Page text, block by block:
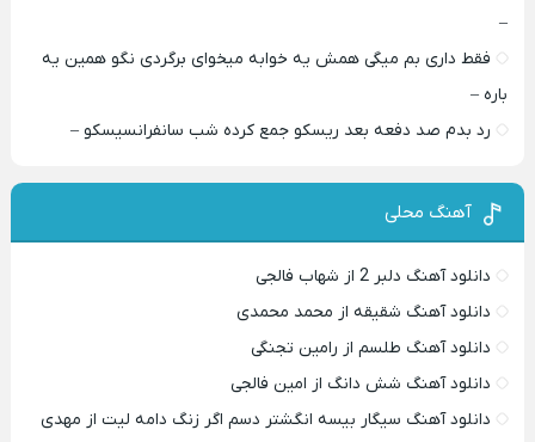
–
فقط داری بم میگی همش یه خوابه میخوای برگردی نگو همین یه
باره –
رد بدم صد دفعه بعد ریسکو جمع کرده شب سانفرانسیسکو –
آهنگ محلی
دانلود آهنگ دلبر 2 از شهاب فالجی
دانلود آهنگ شقیقه از محمد محمدی
دانلود آهنگ طلسم از رامین تجنگی
دانلود آهنگ شش دانگ از امین فالجی
دانلود آهنگ سیگار بیسه انگشتر دسم اگر زنگ دامه لیت از مهدی